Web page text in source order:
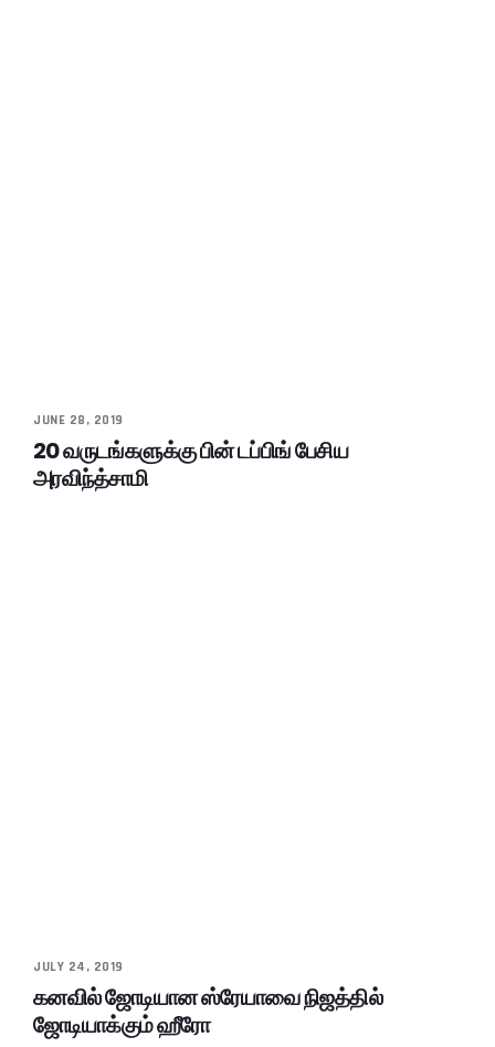
JUNE 28, 2019
20 வருடங்களுக்கு பின் டப்பிங் பேசிய
அரவிந்த்சாமி
JULY 24, 2019
கனவில் ஜோடியான ஸ்ரேயாவை நிஜத்தில்
ஜோடியாக்கும் ஹீரோ